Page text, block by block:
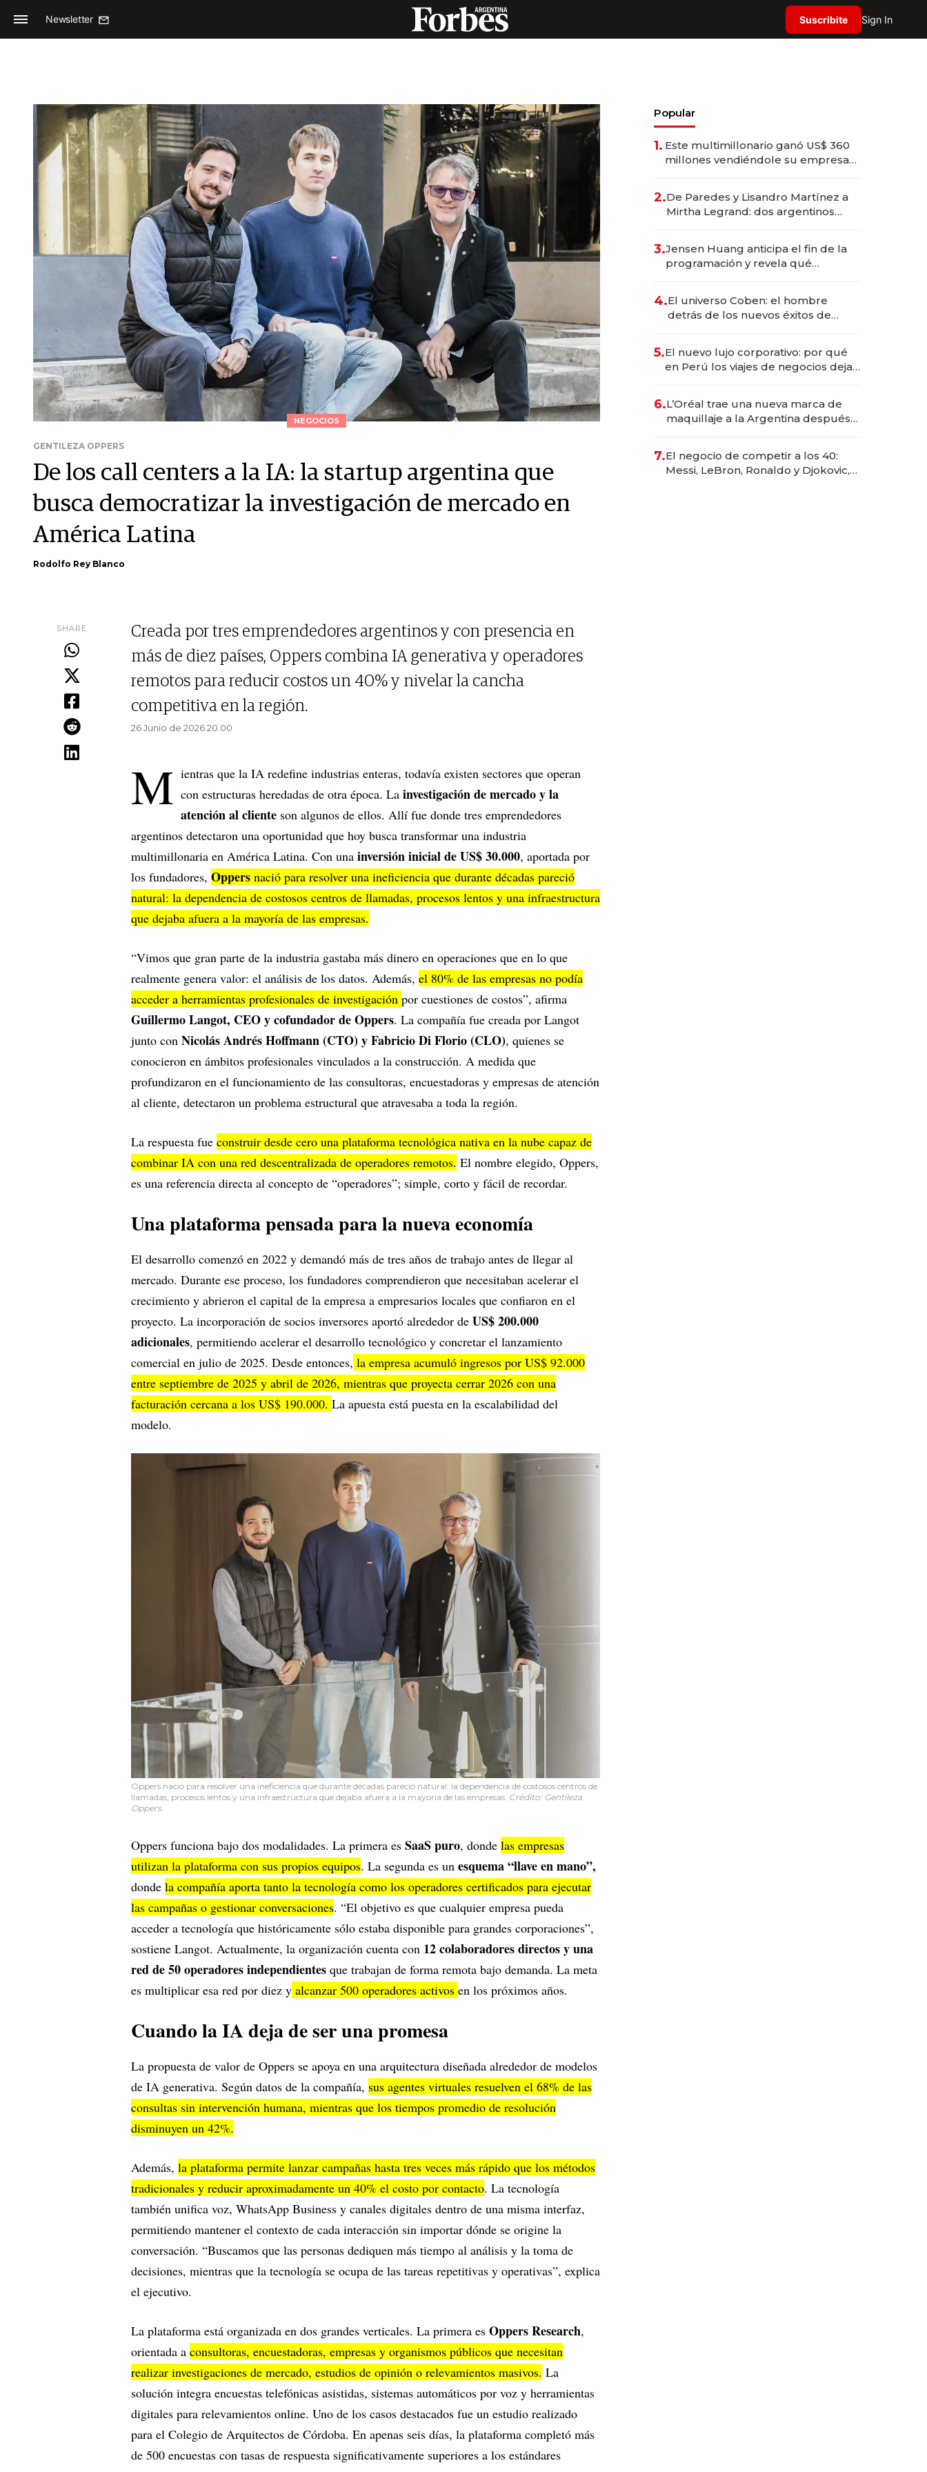
Newsletter Suscribite Sign In
NEGOCIOS
GENTILEZA OPPERS
De los call centers a la IA: la startup argentina que
busca democratizar la investigación de mercado en
América Latina
Rodolfo Rey Blanco
SHARE
Creada por tres emprendedores argentinos y con presencia en
más de diez países, Oppers combina IA generativa y operadores
remotos para reducir costos un 40% y nivelar la cancha
competitiva en la región.
26 Junio de 2026 20.00
M ientras que la IA redefine industrias enteras, todavía existen sectores que operan
con estructuras heredadas de otra época. La investigación de mercado y la
atención al cliente son algunos de ellos. Allí fue donde tres emprendedores
argentinos detectaron una oportunidad que hoy busca transformar una industria
multimillonaria en América Latina. Con una inversión inicial de US$ 30.000, aportada por
los fundadores, Oppers nació para resolver una ineficiencia que durante décadas pareció
natural: la dependencia de costosos centros de llamadas, procesos lentos y una infraestructura
que dejaba afuera a la mayoría de las empresas.
“Vimos que gran parte de la industria gastaba más dinero en operaciones que en lo que
realmente genera valor: el análisis de los datos. Además, el 80% de las empresas no podía
acceder a herramientas profesionales de investigación por cuestiones de costos”, afirma
Guillermo Langot, CEO y cofundador de Oppers. La compañía fue creada por Langot
junto con Nicolás Andrés Hoffmann (CTO) y Fabricio Di Florio (CLO), quienes se
conocieron en ámbitos profesionales vinculados a la construcción. A medida que
profundizaron en el funcionamiento de las consultoras, encuestadoras y empresas de atención
al cliente, detectaron un problema estructural que atravesaba a toda la región.
La respuesta fue construir desde cero una plataforma tecnológica nativa en la nube capaz de
combinar IA con una red descentralizada de operadores remotos. El nombre elegido, Oppers,
es una referencia directa al concepto de “operadores”; simple, corto y fácil de recordar.
Una plataforma pensada para la nueva economía
El desarrollo comenzó en 2022 y demandó más de tres años de trabajo antes de llegar al
mercado. Durante ese proceso, los fundadores comprendieron que necesitaban acelerar el
crecimiento y abrieron el capital de la empresa a empresarios locales que confiaron en el
proyecto. La incorporación de socios inversores aportó alrededor de US$ 200.000
adicionales, permitiendo acelerar el desarrollo tecnológico y concretar el lanzamiento
comercial en julio de 2025. Desde entonces, la empresa acumuló ingresos por US$ 92.000
entre septiembre de 2025 y abril de 2026, mientras que proyecta cerrar 2026 con una
facturación cercana a los US$ 190.000. La apuesta está puesta en la escalabilidad del
modelo.
Oppers nació para resolver una ineficiencia que durante décadas pareció natural: la dependencia de costosos centros de
llamadas, procesos lentos y una infraestructura que dejaba afuera a la mayoría de las empresas. Crédito: Gentileza
Oppers.
Oppers funciona bajo dos modalidades. La primera es SaaS puro, donde las empresas
utilizan la plataforma con sus propios equipos. La segunda es un esquema “llave en mano”,
donde la compañía aporta tanto la tecnología como los operadores certificados para ejecutar
las campañas o gestionar conversaciones. “El objetivo es que cualquier empresa pueda
acceder a tecnología que históricamente sólo estaba disponible para grandes corporaciones”,
sostiene Langot. Actualmente, la organización cuenta con 12 colaboradores directos y una
red de 50 operadores independientes que trabajan de forma remota bajo demanda. La meta
es multiplicar esa red por diez y alcanzar 500 operadores activos en los próximos años.
Cuando la IA deja de ser una promesa
La propuesta de valor de Oppers se apoya en una arquitectura diseñada alrededor de modelos
de IA generativa. Según datos de la compañía, sus agentes virtuales resuelven el 68% de las
consultas sin intervención humana, mientras que los tiempos promedio de resolución
disminuyen un 42%.
Además, la plataforma permite lanzar campañas hasta tres veces más rápido que los métodos
tradicionales y reducir aproximadamente un 40% el costo por contacto. La tecnología
también unifica voz, WhatsApp Business y canales digitales dentro de una misma interfaz,
permitiendo mantener el contexto de cada interacción sin importar dónde se origine la
conversación. “Buscamos que las personas dediquen más tiempo al análisis y la toma de
decisiones, mientras que la tecnología se ocupa de las tareas repetitivas y operativas”, explica
el ejecutivo.
La plataforma está organizada en dos grandes verticales. La primera es Oppers Research,
orientada a consultoras, encuestadoras, empresas y organismos públicos que necesitan
realizar investigaciones de mercado, estudios de opinión o relevamientos masivos. La
solución integra encuestas telefónicas asistidas, sistemas automáticos por voz y herramientas
digitales para relevamientos online. Uno de los casos destacados fue un estudio realizado
para el Colegio de Arquitectos de Córdoba. En apenas seis días, la plataforma completó más
de 500 encuestas con tasas de respuesta significativamente superiores a los estándares
Popular
1. Este multimillonario ganó US$ 360
millones vendiéndole su empresa
2.De Paredes y Lisandro Martínez a
Mirtha Legrand: dos argentinos
3.Jensen Huang anticipa el fin de la
programación y revela qué
4.El universo Coben: el hombre
detrás de los nuevos éxitos de
5.El nuevo lujo corporativo: por qué
en Perú los viajes de negocios dejan
6.L’Oréal trae una nueva marca de
maquillaje a la Argentina después
7.El negocio de competir a los 40:
Messi, LeBron, Ronaldo y Djokovic,